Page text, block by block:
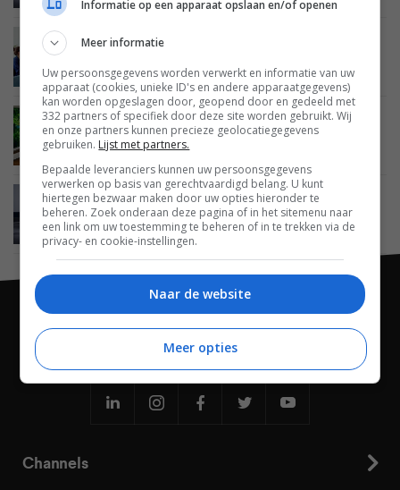
BEELD 06 JANUARI 2020
48-inch model
BEELD 03 JANUARI 2020
LG lanceert ZX-serie met 77- en 88-inch 8K oled
tv’s
BEELD 02 JANUARI 2020
LG kondigt oprolbare oled tv en 48-inch oled tv
aan
Channels
Informatie op een apparaat opslaan en/of openen
Meer informatie
Uw persoonsgegevens worden verwerkt en informatie van uw
apparaat (cookies, unieke ID's en andere apparaatgegevens)
kan worden opgeslagen door, geopend door en gedeeld met
332 partners of specifiek door deze site worden gebruikt. Wij
en onze partners kunnen precieze geolocatiegegevens
gebruiken. Lijst met partners.
Bepaalde leveranciers kunnen uw persoonsgegevens
verwerken op basis van gerechtvaardigd belang. U kunt
hiertegen bezwaar maken door uw opties hieronder te
beheren. Zoek onderaan deze pagina of in het sitemenu naar
een link om uw toestemming te beheren of in te trekken via de
privacy- en cookie-instellingen.
Naar de website
Meer opties